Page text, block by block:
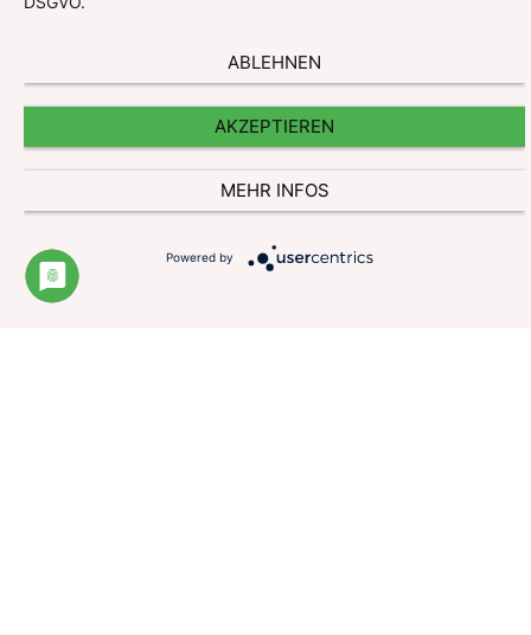
ABLEHNEN
AKZEPTIEREN
MEHR INFOS
Powered by